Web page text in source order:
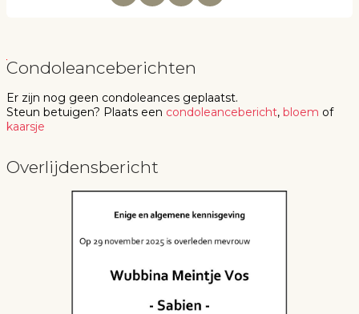
Condoleanceberichten
Er zijn nog geen condoleances geplaatst.
Steun betuigen? Plaats een condoleancebericht, bloem of
kaarsje
Overlijdensbericht